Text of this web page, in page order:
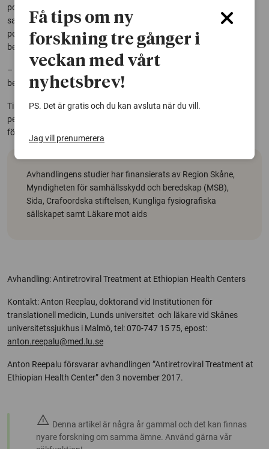
posts. Dessa är ännu mer lokalt belägna än vårdcentralerna och
saknar helt sjuksköterska eller läkare. De bemannas istället av en
person med en enklare, ettårig sjukvårdsutbildning. Initiativet
behöver utvärderas vetenskapligt.
– Målet är att avlasta vårdcentralerna och kunna erbjuda alla
behövande hiv-behandling, säger Anton Reepalu.
Till studierna i avhandlingen inkluderades drygt 800 hiv-positiva
personer vid sammanlagt fem etiopiska vårdcentraler. Individerna
följdes upp till fyra år efter påbörjad antiretroviral terapi.
Avhandlingens studier har finansierats av Region Skåne,
Myndigheten för samhällsskydd och beredskap (MSB),
Sida, Crafoordska stiftelsen, Kungliga fysiografiska
sällskapet samt Läkare mot aids
Avhandling: Antiretroviral Treatment at Ethiopian Health Centers
Kontakt: Anton Reeplau, doktorand vid Institutionen för
translationell medicin, Lunds universitet och läkare vid Skånes
universitetssjukhus i Malmö, tel: 070-747 15 75, epost:
anton.reepalu@med.lu.se
Anton Reepalu försvarar avhandlingen ”Antiretroviral Treatment at
Ethiopian Health Center” den 3 november 2017.
warning Denna artikel är några år gammal och det kan finnas
nyare forskning om samma ämne. Använd gärna vår
Få tips om ny
forskning tre gånger i
veckan med vårt
nyhetsbrev!
PS. Det är gratis och du kan avsluta när du vill.
Jag vill prenumerera